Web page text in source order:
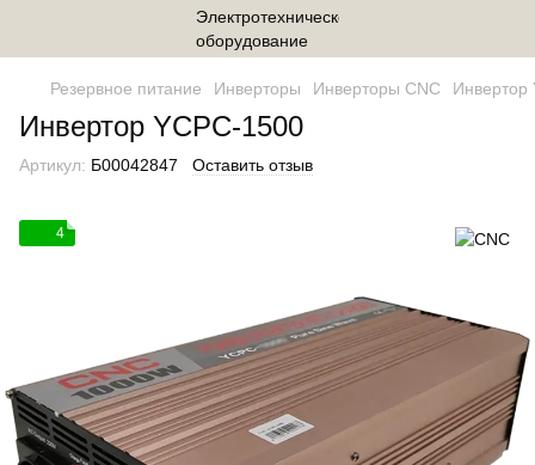
Резервное питание Инверторы Инверторы CNC Инвертор
Инвертор YCPC-1500
Артикул: Б00042847 Оставить отзыв
4